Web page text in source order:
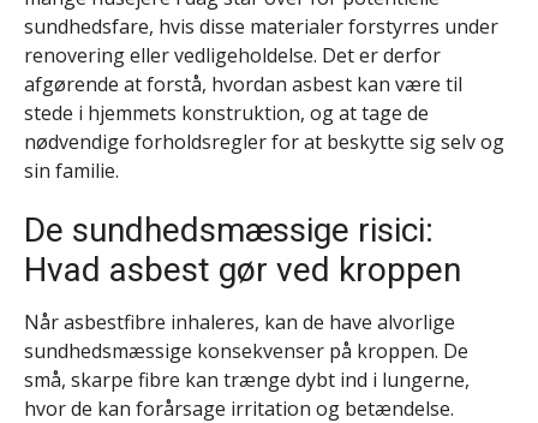
sundhedsfare, hvis disse materialer forstyrres under
renovering eller vedligeholdelse. Det er derfor
afgørende at forstå, hvordan asbest kan være til
stede i hjemmets konstruktion, og at tage de
nødvendige forholdsregler for at beskytte sig selv og
sin familie.
De sundhedsmæssige risici:
Hvad asbest gør ved kroppen
Når asbestfibre inhaleres, kan de have alvorlige
sundhedsmæssige konsekvenser på kroppen. De
små, skarpe fibre kan trænge dybt ind i lungerne,
hvor de kan forårsage irritation og betændelse.